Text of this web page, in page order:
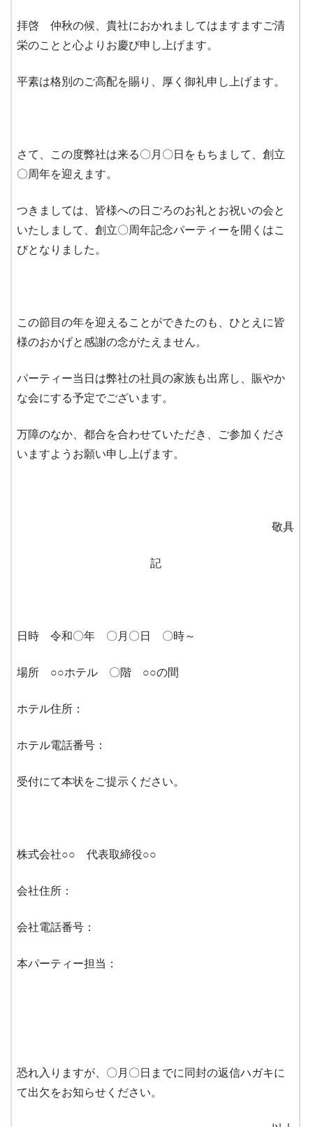
拝啓 仲秋の候、貴社におかれましてはますますご清
栄のことと心よりお慶び申し上げます。
平素は格別のご高配を賜り、厚く御礼申し上げます。
さて、この度弊社は来る〇月〇日をもちまして、創立
〇周年を迎えます。
つきましては、皆様への日ごろのお礼とお祝いの会と
いたしまして、創立〇周年記念パーティーを開くはこ
びとなりました。
この節目の年を迎えることができたのも、ひとえに皆
様のおかげと感謝の念がたえません。
パーティー当日は弊社の社員の家族も出席し、賑やか
な会にする予定でございます。
万障のなか、都合を合わせていただき、ご参加くださ
いますようお願い申し上げます。
敬具
記
日時 令和〇年 〇月〇日 〇時～
場所 ○○ホテル 〇階 ○○の間
ホテル住所：
ホテル電話番号：
受付にて本状をご提示ください。
株式会社○○ 代表取締役○○
会社住所：
会社電話番号：
本パーティー担当：
恐れ入りますが、〇月〇日までに同封の返信ハガキに
て出欠をお知らせください。